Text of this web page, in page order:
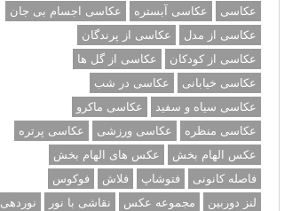
عکاسی
عکاسی آبستره
عکاسی اجسام بی جان
عکاسی از مدل
عکاسی از پرندگان
عکاسی از کودکان
عکاسی از گل ها
عکاسی خیابانی
عکاسی در شب
عکاسی سیاه و سفید
عکاسی ماکرو
عکاسی منظره
عکاسی ورزشی
عکاسی پرتره
عکس الهام بخش
عکس های الهام بخش
فاصله کانونی
فتوشاپ فلاش
فوکوس
لنز دوربین
مجموعه عکس نقاشی با نور
نوردهی